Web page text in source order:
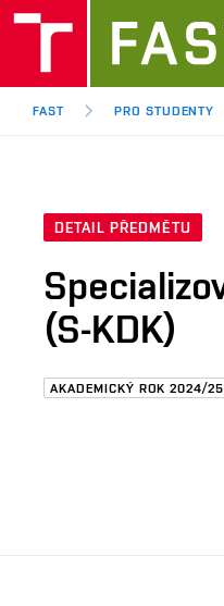
FAST PRO STUDENTY
DETAIL PŘEDMĚTU
(S-KDK)
AKADEMICKÝ ROK 2024/25